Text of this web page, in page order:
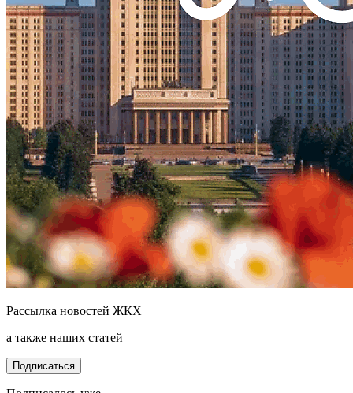
Рассылка новостей ЖКХ
а также наших статей
Подписаться